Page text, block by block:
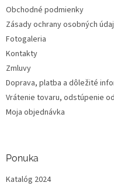
Obchodné podmienky
Zásady ochrany osobných
Fotogaleria
Kontakty
Zmluvy
Doprava, platba a dôležité
Vrátenie tovaru, odstúpenie
Moja objednávka
Ponuka
Katalóg 2024